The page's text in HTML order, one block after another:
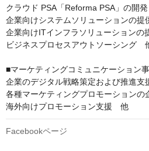
クラウド PSA「Reforma PSA」の開
企業向けシステムソリューションの提
企業向けITインフラソリューションの
ビジネスプロセスアウトソーシング　
■マーケティングコミュニケーション
企業のデジタル戦略策定および推進支
各種マーケティングプロモーションの
海外向けプロモーション支援　他
Facebookページ